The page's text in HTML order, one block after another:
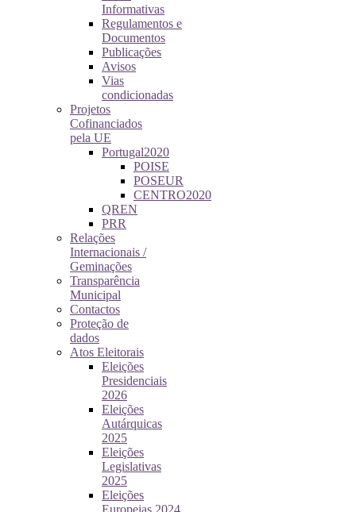
Informativas
Regulamentos e
Documentos
Publicações
Avisos
Vias
condicionadas
Projetos
Cofinanciados
pela UE
Portugal2020
POISE
POSEUR
CENTRO2020
QREN
PRR
Relações
Internacionais /
Geminações
Transparência
Municipal
Contactos
Proteção de
dados
Atos Eleitorais
Eleições
Presidenciais
2026
Eleições
Autárquicas
2025
Eleições
Legislativas
2025
Eleições
Europeias 2024